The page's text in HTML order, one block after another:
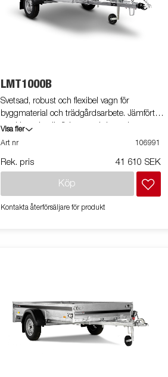
LMT1000B
Svetsad, robust och flexibel vagn för
byggmaterial och trädgårdsarbete. Jämfört
med L-serien är flakytan och kapaciteten
större. Utrustad med tippfunktion. Vagnen på
Visa fler
Art nr
106991
Rek. pris 41 610 SEK
Köp
Kontakta återförsäljare för produkt